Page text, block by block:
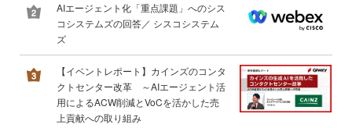
AIエージェント化「重点課題」へのシス
コシステムズの回答／ シスコシステム
ズ
【イベントレポート】カインズのコンタ
クトセンター改革 ～AIエージェント活
用によるACW削減とVoCを活かした売
上貢献への取り組み